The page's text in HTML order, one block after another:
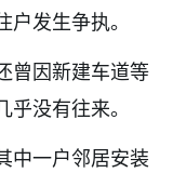
发生争执。
曾因新建车道等
没有往来。
中一户邻居安装